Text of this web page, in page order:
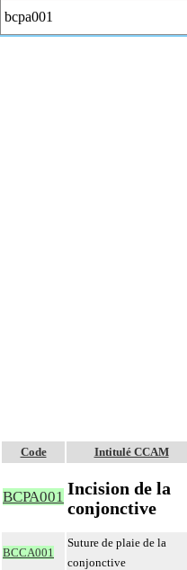
Code Intitulé CCAM
BCPA001 Incision de la
conjonctive
BCCA001
Suture de plaie de la
conjonctive